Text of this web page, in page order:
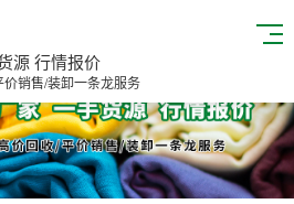
源 行情报价
价销售/装卸一条龙服务